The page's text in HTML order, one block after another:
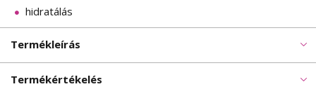
hidratálás
Termékleírás
Termékértékelés